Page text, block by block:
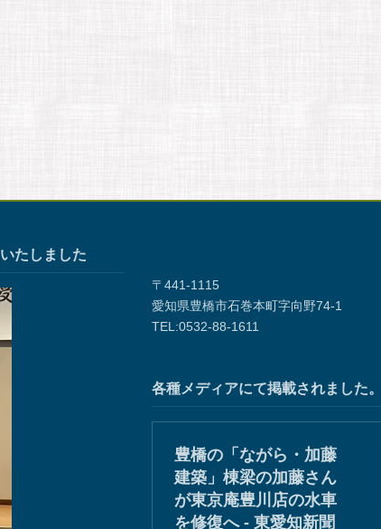
たしました
〒441-1115
愛知県豊橋市石巻本町字向野74-1
TEL:0532-88-1611
各種メディアにて掲載されました。
豊橋の「ながら・加藤
建築」棟梁の加藤さん
が東京庵豊川店の水車
を修復へ - 東愛知新聞